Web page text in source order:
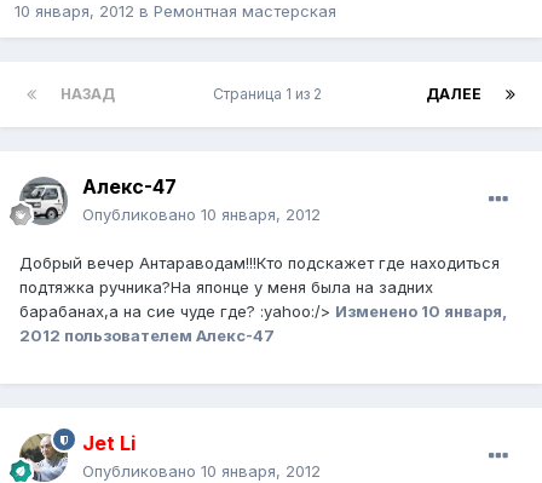
10 января, 2012 в Ремонтная мастерская
НАЗАД ДАЛЕЕ
Страница 1 из 2
Алекс-47
Опубликовано 10 января, 2012
Добрый вечер Антараводам!!!Кто подскажет где находиться
подтяжка ручника?На японце у меня была на задних
барабанах,а на сие чуде где? :yahoo:/> Изменено 10 января,
2012 пользователем Алекс-47
Jet Li
Опубликовано 10 января, 2012